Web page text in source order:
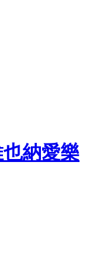
納愛樂